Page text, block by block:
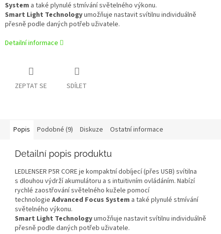
System a také plynulé stmívání světelného výkonu.
Smart Light Technologyumožňuje nastavit svítilnu individuálně
přesně podle daných potřeb uživatele.
Detailní informace
ZEPTAT SE SDÍLET
Popis Podobné (9) Diskuze Ostatní informace
Detailní popis produktu
LEDLENSER P5R CORE je kompaktní dobíjecí (přes USB) svítilna
s dlouhou výdrží akumulátoru a s intuitivním ovládáním. Nabízí
rychlé zaostřování světelného kužele pomocí
technologie Advanced Focus System a také plynulé stmívání
světelného výkonu.
Smart Light Technologyumožňuje nastavit svítilnu individuálně
přesně podle daných potřeb uživatele.